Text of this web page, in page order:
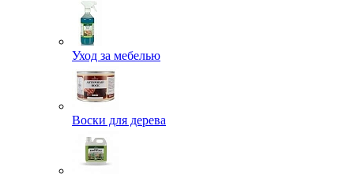
Уход за мебелью
Воски для дерева